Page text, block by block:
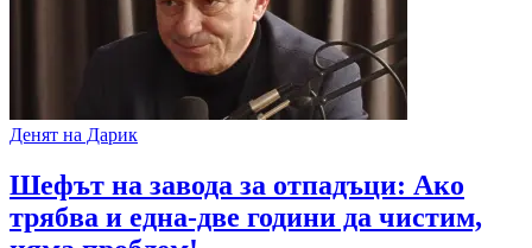
Денят на Дарик
Шефът на завода за отпадъци: Ако
трябва и една-две години да чистим,